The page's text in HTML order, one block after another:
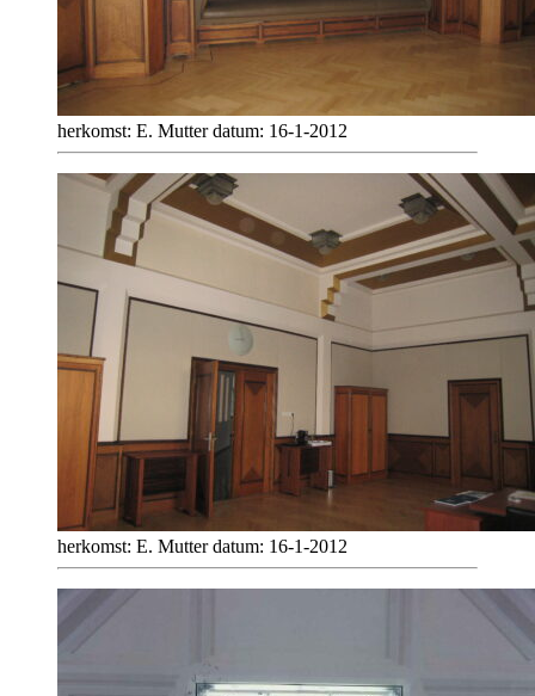
herkomst: E. Mutter datum: 16-1-2012
herkomst: E. Mutter datum: 16-1-2012